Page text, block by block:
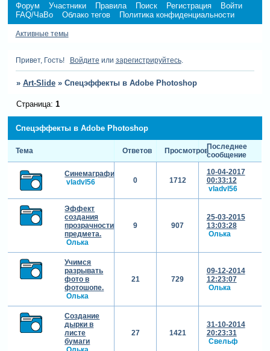
Форум Участники Правила Поиск Регистрация
Войти
FAQ/ЧаВо
Облако тегов Политика конфиденциальности
Активные темы
Привет, Гость! Войдите или зарегистрируйтесь.
» Art-Slide » Спецэффекты в Adobe Photoshop
Спецэффекты в Adobe Photoshop
Страница: 1
Тема Ответов ПросмотровПоследнее
сообщение
Синемаграфия
vladvl56
0 1712
10-04-2017
00:33:12
vladvl56
Эффект
создания
прозрачности
предмета.
Олька
9 907
25-03-2015
13:03:28
Олька
Учимся
разрывать
фото в
фотошопе.
Олька
21 729
09-12-2014
12:23:07
Олька
Создание
дырки в
листе
бумаги
27 1421
31-10-2014
20:23:31
Свельф